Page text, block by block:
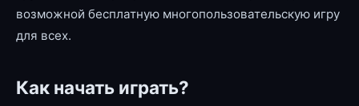
возможной бесплатную многопользовательскую игру
для всех.
Как начать играть?